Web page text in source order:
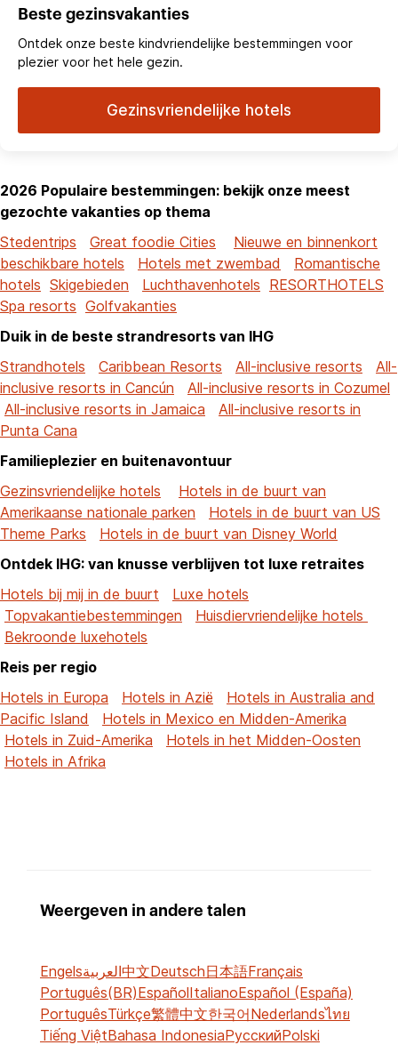
Beste gezinsvakanties
Ontdek onze beste kindvriendelijke bestemmingen voor
plezier voor het hele gezin.
Gezinsvriendelijke hotels
2026 Populaire bestemmingen: bekijk onze meest
gezochte vakanties op thema
Stedentrips
Great foodie Cities
Nieuwe en binnenkort
beschikbare hotels
Hotels met zwembad
Romantische
hotels Skigebieden Luchthavenhotels RESORTHOTELS
Spa resorts Golfvakanties
Duik in de beste strandresorts van IHG
Strandhotels
Caribbean Resorts All-inclusive resorts
All-
inclusive resorts in Cancún
All-inclusive resorts in Cozumel
All-inclusive resorts in Jamaica
All-inclusive resorts in
Punta Cana
Familieplezier en buitenavontuur
Gezinsvriendelijke hotels
Hotels in de buurt van
Amerikaanse nationale parken
Hotels in de buurt van US
Theme Parks
Hotels in de buurt van Disney World
Ontdek IHG: van knusse verblijven tot luxe retraites
Hotels bij mij in de buurt
Luxe hotels
Topvakantiebestemmingen
Huisdiervriendelijke hotels
Bekroonde luxehotels
Reis per regio
Hotels in Europa
Hotels in Azië
Hotels in Australia and
Pacific Island
Hotels in Mexico en Midden-Amerika
Hotels in Zuid-Amerika
Hotels in het Midden-Oosten
Hotels in Afrika
Weergeven in andere talen
Engelsالعربية中文Deutsch日本語Français
Português(BR)EspañolItalianoEspañol (España)
PortuguêsTürkçe繁體中文한국어Nederlandsไทย
Tiếng ViệtBahasa IndonesiaРусскийPolski